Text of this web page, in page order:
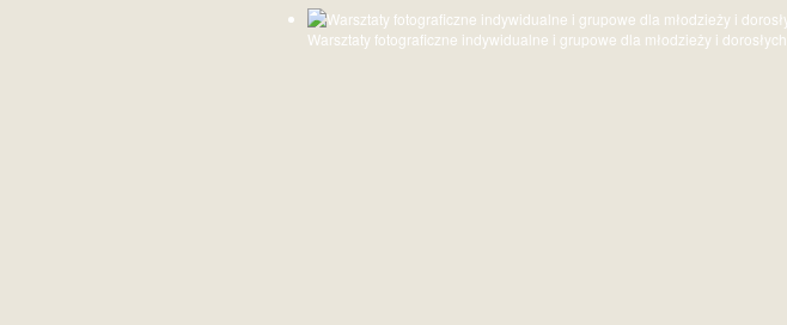
Warsztaty fotograficzne indywidualne i grupowe dla młodzieży i dorosłych